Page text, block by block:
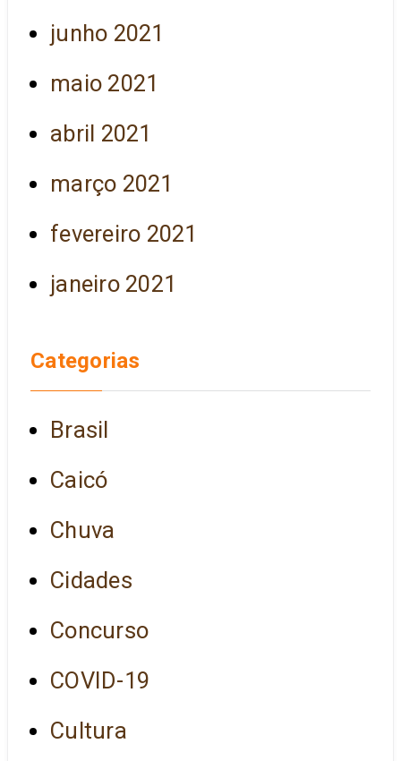
junho 2021
maio 2021
abril 2021
março 2021
fevereiro 2021
janeiro 2021
Categorias
Brasil
Caicó
Chuva
Cidades
Concurso
COVID-19
Cultura